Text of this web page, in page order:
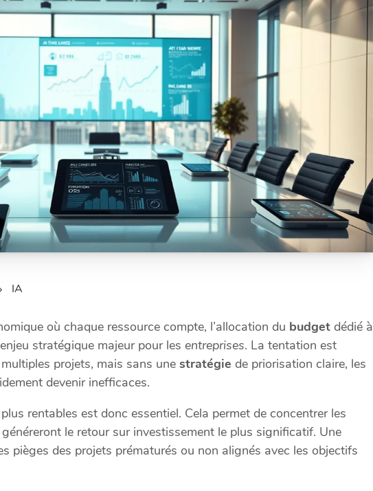
IA
où chaque ressource compte, l’allocation du budget dédié à
stratégique majeur pour les entreprises. La tentation est
projets, mais sans une stratégie de priorisation claire, les
devenir inefficaces.
rentables est donc essentiel. Cela permet de concentrer les
le retour sur investissement le plus significatif. Une
pièges des projets prématurés ou non alignés avec les objectifs